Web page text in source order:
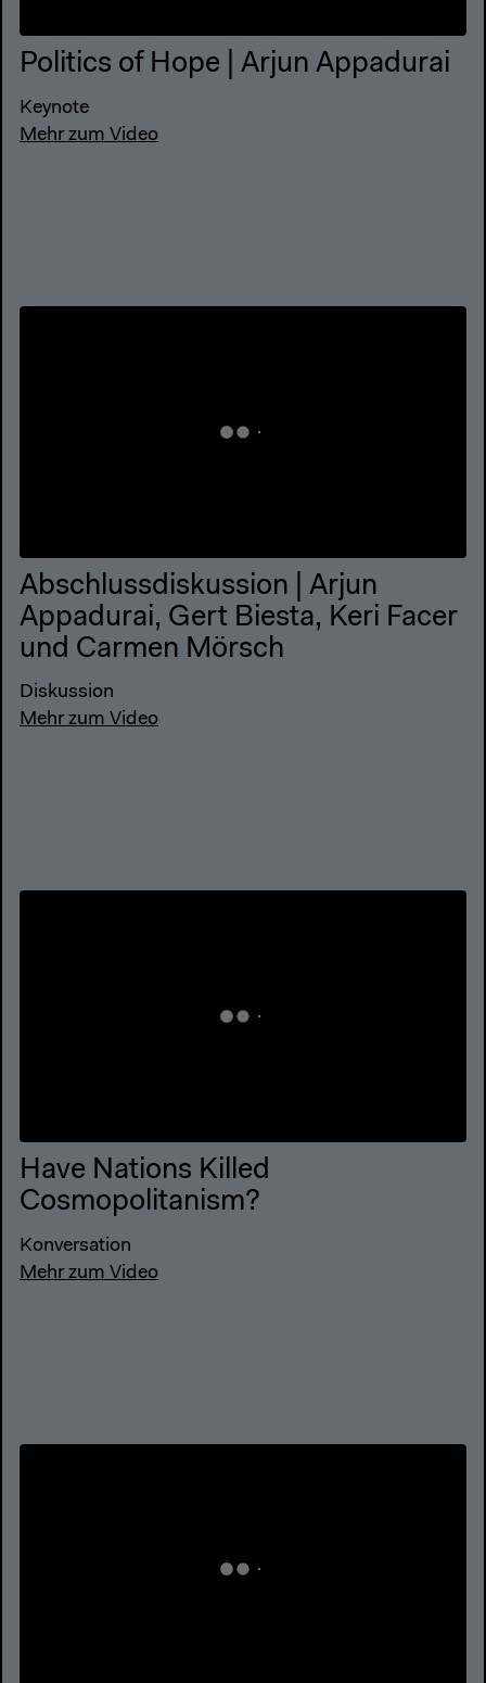
Politics of Hope | Arjun Appadurai
Keynote
Mehr zum Video
Abschlussdiskussion | Arjun
Appadurai, Gert Biesta, Keri Facer
und Carmen Mörsch
Diskussion
Mehr zum Video
Have Nations Killed
Cosmopolitanism?
Konversation
Mehr zum Video